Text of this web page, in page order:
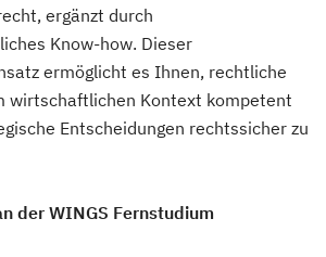
ergänzt durch
Know-how. Dieser
ermöglicht es Ihnen, rechtliche
wirtschaftlichen Kontext kompetent
Entscheidungen rechtssicher zu
der WINGS Fernstudium